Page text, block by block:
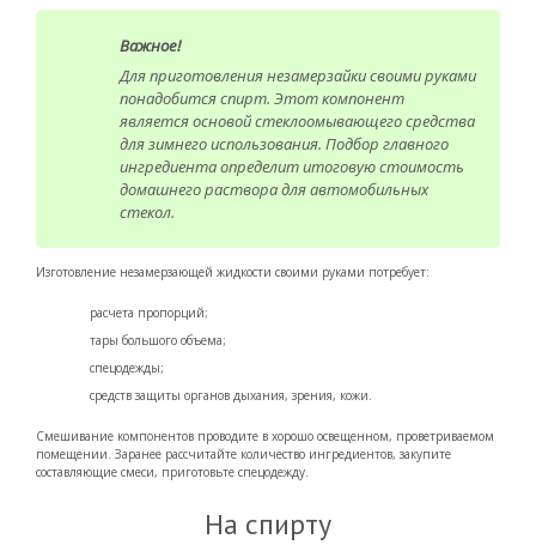
Важное!
Для приготовления незамерзайки своими руками
понадобится спирт. Этот компонент
является основой стеклоомывающего средства
для зимнего использования. Подбор главного
ингредиента определит итоговую стоимость
домашнего раствора для автомобильных
стекол.
Изготовление незамерзающей жидкости своими руками потребует:
расчета пропорций;
тары большого объема;
спецодежды;
средств защиты органов дыхания, зрения, кожи.
Смешивание компонентов проводите в хорошо освещенном, проветриваемом
помещении. Заранее рассчитайте количество ингредиентов, закупите
составляющие смеси, приготовьте спецодежду.
На спирту